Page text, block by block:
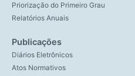
Priorização do Primeiro Grau
Relatórios Anuais
Publicações
Diários Eletrônicos
Atos Normativos